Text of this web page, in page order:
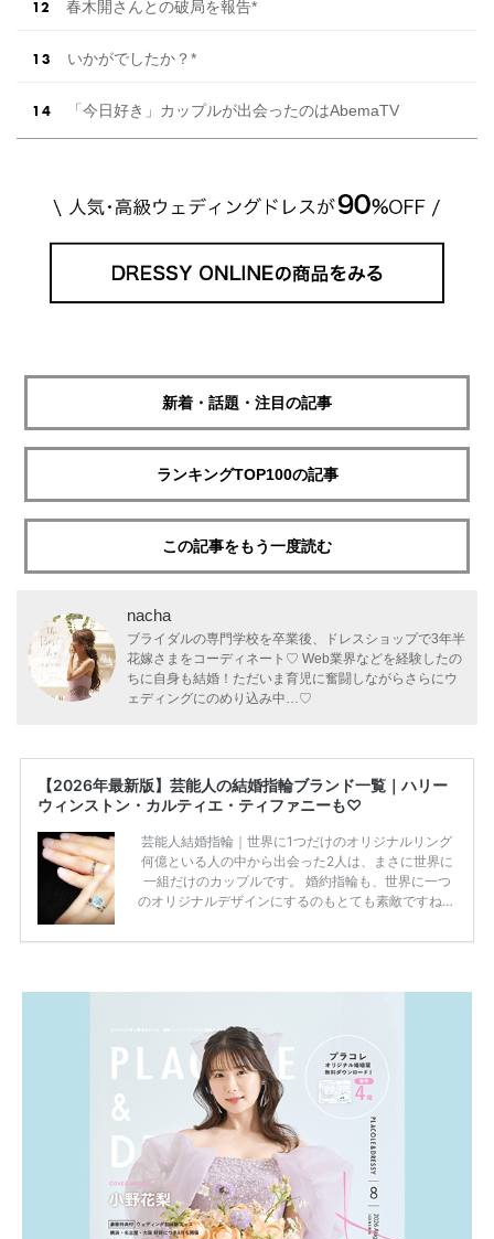
春木開さんとの破局を報告*
いかがでしたか？*
「今日好き」カップルが出会ったのはAbemaTV
新着・話題・注目の記事
ランキングTOP100の記事
この記事をもう一度読む
nacha
ブライダルの専門学校を卒業後、ドレスショップで3年半
花嫁さまをコーディネート♡ Web業界などを経験したの
ちに自身も結婚！ただいま育児に奮闘しながらさらにウ
ェディングにのめり込み中…♡
【2026年最新版】芸能人の結婚指輪ブランド一覧｜ハリー
ウィンストン・カルティエ・ティファニーも♡
芸能人結婚指輪｜世界に1つだけのオリジナルリング
何億といる人の中から出会った2人は、まさに世界に
一組だけのカップルです。 婚約指輪も、世界に一つ
のオリジナルデザインにするのもとても素敵ですね♡
のを形にするのも想い出になります。 上戸彩さん・H
注品とのこと。 ダイヤモンドがたくさん散りばめら
続きを読む